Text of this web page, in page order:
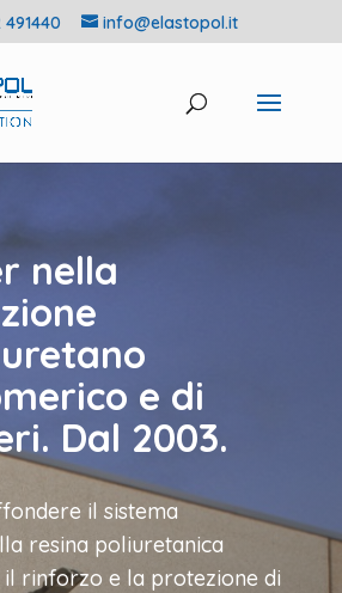
info@elastopol.it
nella
e di
Dal 2003.
il sistema
resina poliuretanica
rinforzo e la protezione di